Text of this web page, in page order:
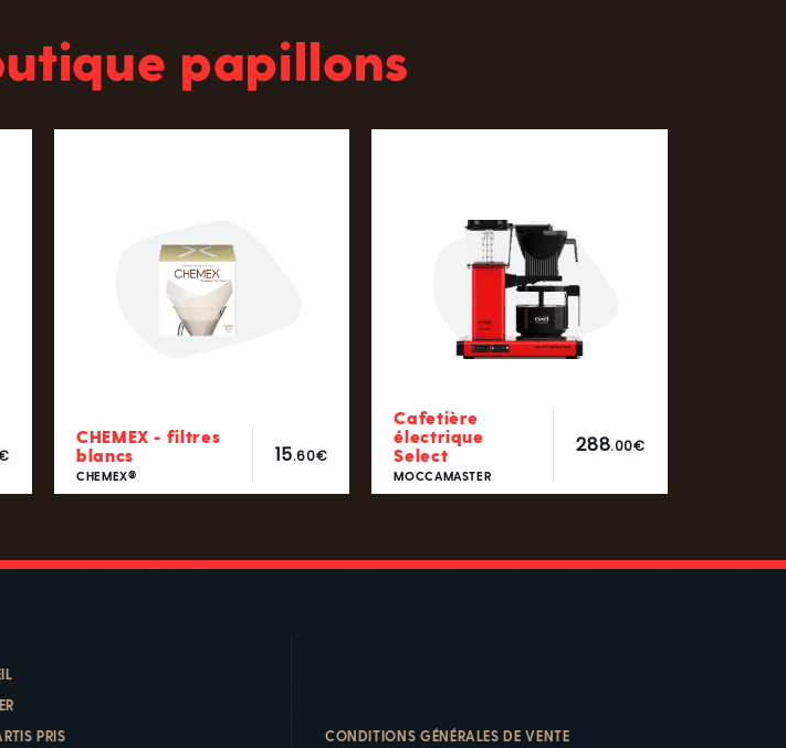
papillons
CHEMEX - filtres
blancs
CHEMEX®
15.60€
Cafetière
électrique
Select
MOCCAMASTER
288.00€
PRIS
CONDITIONS GÉNÉRALES DE VENTE